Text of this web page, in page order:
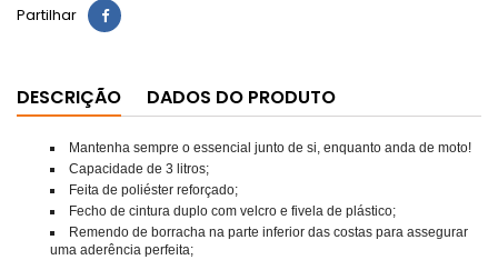
Partilhar
DESCRIÇÃO DADOS DO PRODUTO
Mantenha sempre o essencial junto de si, enquanto anda de moto!
Capacidade de 3 litros;
Feita de poliéster reforçado;
Fecho de cintura duplo com velcro e fivela de plástico;
Remendo de borracha na parte inferior das costas para assegurar
uma aderência perfeita;